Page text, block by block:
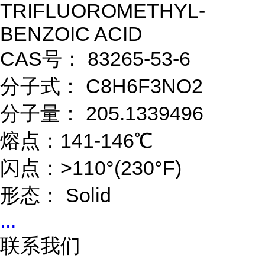
TRIFLUOROMETHYL-
BENZOIC ACID
CAS号： 83265-53-6
分子式： C8H6F3NO2
分子量： 205.1339496
熔点：141-146℃
闪点：>110°(230°F)
形态： Solid
...
联系我们